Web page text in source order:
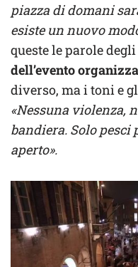
piazza di domani
esiste un nuovo
queste le parole
dell’evento
diverso, ma i toni e
«Nessuna violenza,
bandiera. Solo
aperto».